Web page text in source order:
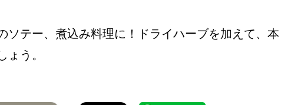
ソテー、煮込み料理に！ドライハーブを加えて、本
ょう。